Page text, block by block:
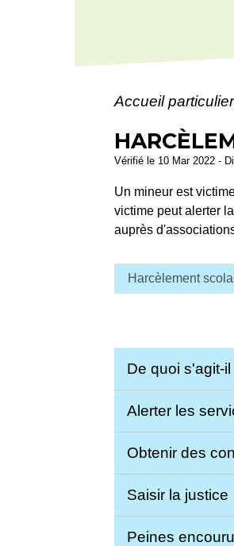
Accueil
Vérifié le 10 Mar 2022 -
Un mineur est
victime peut alerter
auprès
Harcèlement
De quoi s'agit-il
Alerter les
Obtenir des
Saisir la justice
Peines